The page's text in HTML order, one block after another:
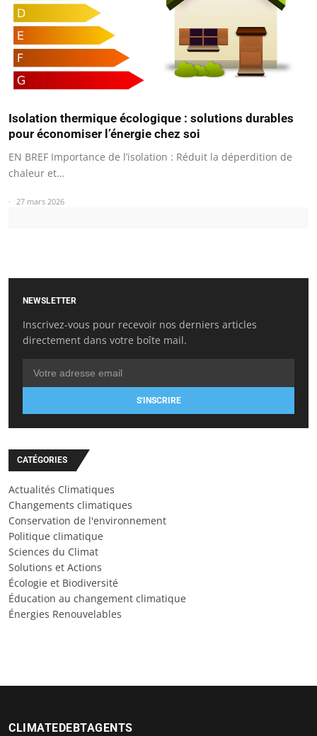
Isolation thermique écologique : solutions durables
pour économiser l’énergie chez soi
EN BREF Importance de l’isolation : Réduit la déperdition de
chaleur et…
27 mars 2026
NEWSLETTER
Inscrivez-vous pour recevoir nos derniers articles
directement dans votre boîte mail.
S'INSCRIRE
CATÉGORIES
Actualités Climatiques
Changements climatiques
Conservation de l'environnement
Politique climatique
Sciences du Climat
Solutions et Actions
Écologie et Biodiversité
Éducation au changement climatique
Énergies Renouvelables
CLIMATEDEBTAGENTS